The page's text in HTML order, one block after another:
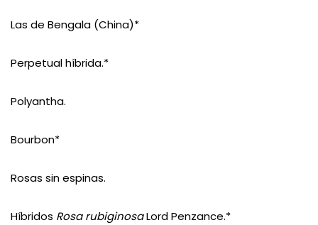
Las de Bengala (China)*
Perpetual híbrida.*
Polyantha.
Bourbon*
Rosas sin espinas.
Híbridos Rosa rubiginosaLord Penzance.*